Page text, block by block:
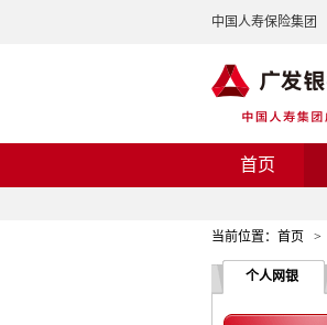
中国人寿保险集团
首页
当前位置： 首页 >
个人网银